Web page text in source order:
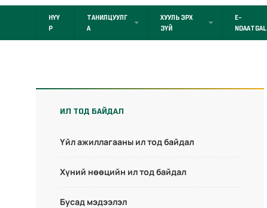
НҮҮ
Р
ТАНИЛЦУУЛГ
А
ХУУЛЬ ЭРХ
ЗҮЙ
E-
NDAATGAL
ИЛ ТОД БАЙДАЛ
Үйл ажиллагааны ил тод байдал
Хүний нөөцийн ил тод байдал
Бусад мэдээлэл